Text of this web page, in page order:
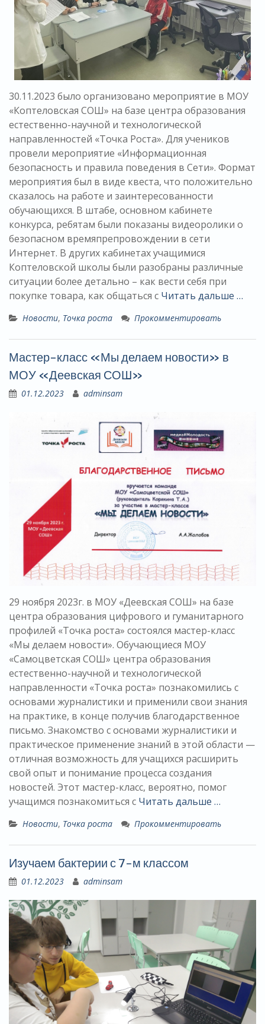
30.11.2023 было организовано мероприятие​ в МОУ
«Коптеловская СОШ» на базе центра образования
естественно-научной и технологической
направленностей «Точка Роста». Для учеников
провели мероприятие «Информационная
безопасность и правила поведения в Сети». Формат
мероприятия был в виде квеста, что положительно
сказалось на работе и заинтересованности
обучающихся. В штабе, основном кабинете
конкурса, ребятам были показаны видеоролики о
безопасном времяпрепровождении в сети
Интернет. В других кабинетах учащимися
Коптеловской школы были разобраны различные
ситуации более детально – как вести себя при
покупке товара, как общаться с Читать дальше …
Новости, Точка роста Прокомментировать
Мастер-класс «Мы делаем новости» в
МОУ «Деевская СОШ»
01.12.2023 adminsam
29 ноября 2023г. в МОУ «Деевская СОШ» на базе
центра образования цифрового и гуманитарного
профилей «Точка роста» состоялся мастер-класс
«Мы делаем новости». Обучающиеся МОУ
«Самоцветская СОШ» центра образования
естественно-научной и технологической
направленности «Точка роста» познакомились с
основами журналистики и применили свои знания
на практике, в конце получив благодарственное
письмо. Знакомство с основами журналистики и
практическое применение знаний в этой области —
отличная возможность для учащихся расширить
свой опыт и понимание процесса создания
новостей. Этот мастер-класс, вероятно, помог
учащимся познакомиться с Читать дальше …
Новости, Точка роста Прокомментировать
Изучаем бактерии с 7-м классом
01.12.2023 adminsam